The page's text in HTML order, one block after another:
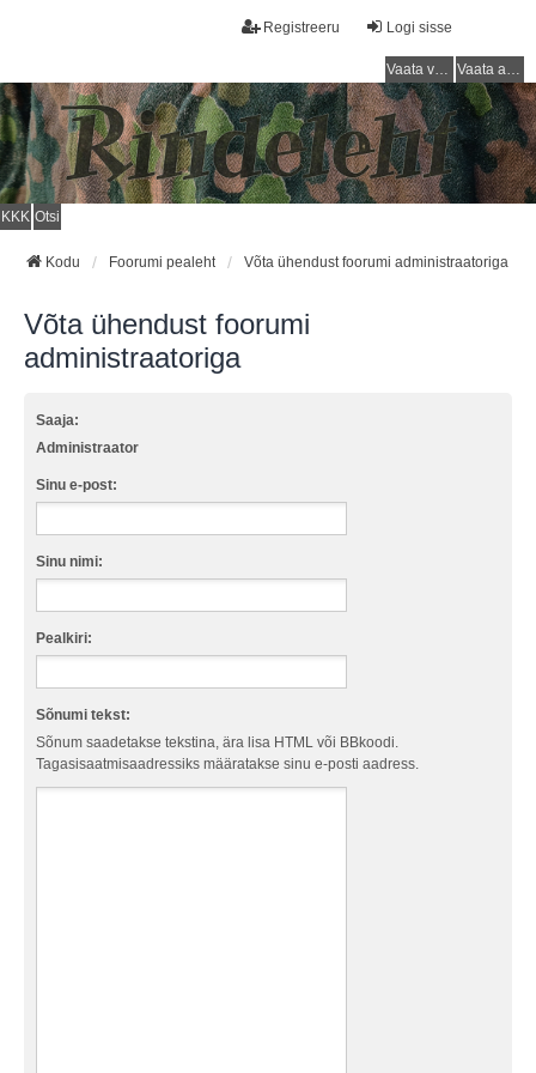
Logi sisse
Registreeru
Vaata vastamata teemasi Vaata aktiivseid teemasid
KKK Otsi
Kodu Foorumi pealeht Võta ühendust foorumi administraatoriga
Võta ühendust foorumi
administraatoriga
Saaja:
Administraator
Sinu e-post:
Sinu nimi:
Pealkiri:
Sõnumi tekst:
Sõnum saadetakse tekstina, ära lisa HTML või BBkoodi.
Tagasisaatmisaadressiks määratakse sinu e-posti aadress.